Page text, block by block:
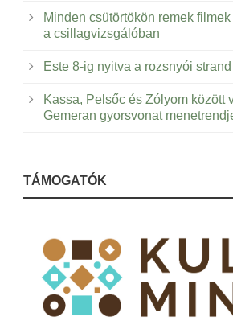
Minden csütörtökön remek
a csillagvizsgálóban
Este 8-ig nyitva a rozsnyói strand
Kassa, Pelsőc és Zólyom között
Gemeran gyorsvonat
TÁMOGATÓK